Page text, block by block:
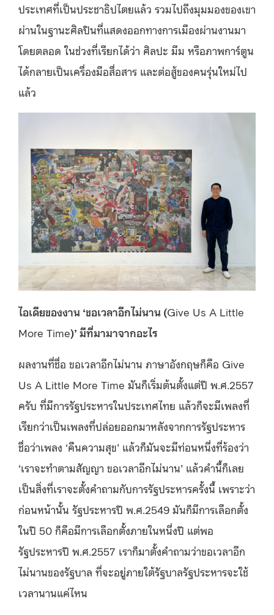
ประเทศที่เป็นประชาธิปไตยแล้ว รวมไปถึงมุมมองของเขา
ผ่านในฐานะศิลปินที่แสดงออกทางการเมืองผ่านงานมา
โดยตลอด ในช่วงที่เรียกได้ว่า ศิลปะ มีม หรือภาพการ์ตูน
ได้กลายเป็นเครื่องมือสื่อสาร และต่อสู้ของคนรุ่นใหม่ไป
แล้ว
ไอเดียของงาน ‘ขอเวลาอีกไม่นาน (Give Us A Little
More Time)’ มีที่มามาจากอะไร
ผลงานที่ชื่อ ขอเวลาอีกไม่นาน ภาษาอังกฤษก็คือ Give
Us A Little More Time มันก็เริ่มต้นตั้งแต่ปี พ.ศ.2557
ครับ ที่มีการรัฐประหารในประเทศไทย แล้วก็จะมีเพลงที่
เรียกว่าเป็นเพลงที่ปล่อยออกมาหลังจากการรัฐประหาร
ชื่อว่าเพลง ‘คืนความสุข’ แล้วก็มันจะมีท่อนหนึ่งที่ร้องว่า
‘เราจะทำตามสัญญา ขอเวลาอีกไม่นาน’ แล้วคํานี้ก็เลย
เป็นสิ่งที่เราจะตั้งคําถามกับการรัฐประหารครั้งนี้ เพราะว่า
ก่อนหน้านั้น รัฐประหารปี พ.ศ.2549 มันก็มีการเลือกตั้ง
ในปี 50 ก็คือมีการเลือกตั้งภายในหนึ่งปี แต่พอ
รัฐประหารปี พ.ศ.2557 เราก็มาตั้งคำถามว่าขอเวลาอีก
ไม่นานของรัฐบาล ที่จะอยู่ภายใต้รัฐบาลรัฐประหารจะใช้
เวลานานแค่ไหน